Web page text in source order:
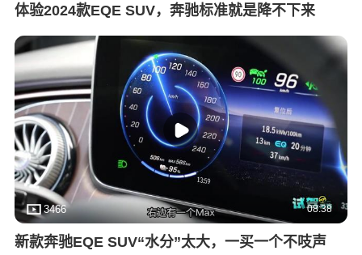
体验2024款EQE SUV，奔驰标准就是降不下来
3466 08:38
新款奔驰EQE SUV“水分”太大，一买一个不吱声